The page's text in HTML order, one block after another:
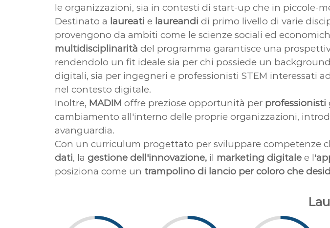
le organizzazioni, sia in contesti di start-up che in piccole-
Destinato a laureati e laureandi di primo livello di varie
provengono da ambiti come le scienze sociali ed
multidisciplinarità del programma garantisce una
rendendolo un fit ideale sia per chi possiede un
digitali, sia per ingegneri e professionisti STEM interessati
nel contesto digitale.
Inoltre, MADIM offre preziose opportunità per professionisti
cambiamento all'interno delle proprie organizzazioni,
avanguardia.
Con un curriculum progettato per sviluppare competenze
dati, la gestione dell'innovazione, il marketing digitale e l'
posiziona come un trampolino di lancio per coloro che